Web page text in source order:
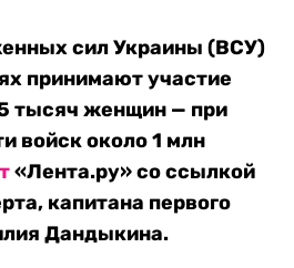
сил Украины (ВСУ)
принимают участие
тысяч женщин — при
войск около 1 млн
«Лента.ру» со ссылкой
капитана первого
Дандыкина.